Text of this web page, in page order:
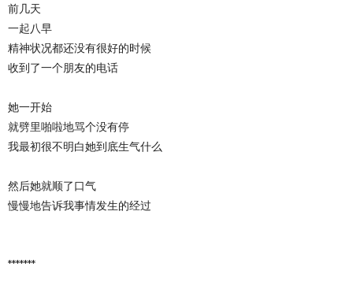
前几天
一起八早
精神状况都还没有很好的时候
收到了一个朋友的电话
她一开始
就劈里啪啦地骂个没有停
我最初很不明白她到底生气什么
然后她就顺了口气
慢慢地告诉我事情发生的经过
*******